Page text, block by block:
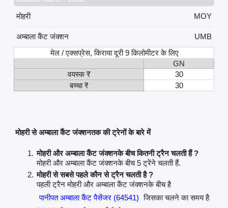
मोहरी
MOY
अम्बाला कैंट जंक्शन
UMB
मेल / एक्सप्रेस, किराया दूरी 9 किलोमीटर के लिए
GN
वयस्क ₹
30
बच्चा ₹
30
मोहरी से अम्बाला कैंट जंक्शनतक की ट्रेनों के बारे में
मोहरी और अम्बाला कैंट जंक्शनके बीच कितनी ट्रैन चलती हैं ?
मोहरी और अम्बाला कैंट जंक्शनके बीच 5 ट्रेंने चलती हैं.
मोहरी से सबसे पहले कौन से ट्रैन चलती है ?
पहली ट्रैन मोहरी और अम्बाला कैंट जंक्शनके बीच है
पानीपत अम्बाला कैंट पैसेंजर (64541) जिसका चलने का समय है